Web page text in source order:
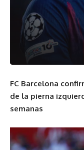
FC Barcelona
de la pierna
semanas